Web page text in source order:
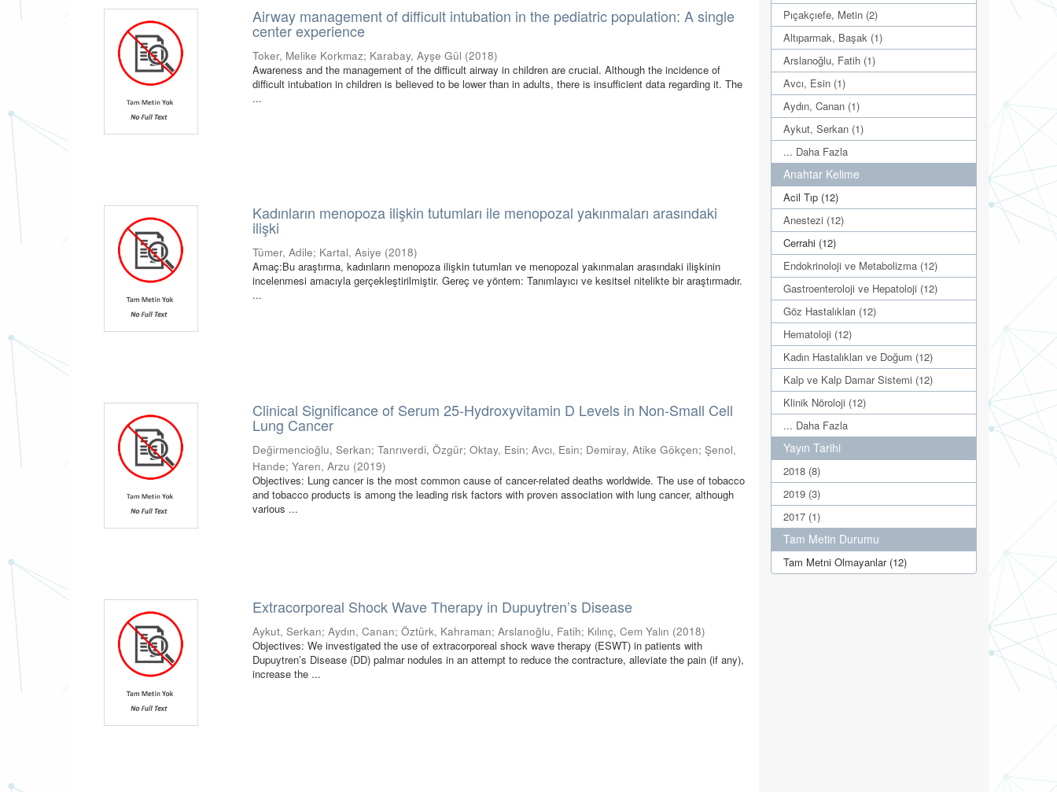
Airway management of difficult intubation in the pediatric population: A single
center experience
Toker, Melike Korkmaz; Karabay, Ayşe Gül (2018)
Awareness and the management of the difficult airway in children are crucial. Although the incidence of
difficult intubation in children is believed to be lower than in adults, there is insufficient data regarding it. The
...
Kadınların menopoza ilişkin tutumları ile menopozal yakınmaları arasındaki
ilişki
Tümer, Adile; Kartal, Asiye (2018)
Amaç:Bu araştırma, kadınların menopoza ilişkin tutumları ve menopozal yakınmaları arasındaki ilişkinin
incelenmesi amacıyla gerçekleştirilmiştir. Gereç ve yöntem: Tanımlayıcı ve kesitsel nitelikte bir araştırmadır.
...
Clinical Significance of Serum 25-Hydroxyvitamin D Levels in Non-Small Cell
Lung Cancer
Değirmencioğlu, Serkan;Tanrıverdi, Özgür;Oktay, Esin;Avcı, Esin; Demiray, Atike Gökçen;Şenol,
Hande;Yaren, Arzu (2019)
Objectives: Lung cancer is the most common cause of cancer-related deaths worldwide. The use of tobacco
and tobacco products is among the leading risk factors with proven association with lung cancer, although
various ...
Extracorporeal Shock Wave Therapy in Dupuytren’s Disease
Aykut, Serkan;Aydın, Canan;Öztürk, Kahraman;Arslanoğlu, Fatih; Kılınç, Cem Yalın (2018)
Objectives: We investigated the use of extracorporeal shock wave therapy (ESWT) in patients with
Dupuytren’s Disease (DD) palmar nodules in an attempt to reduce the contracture, alleviate the pain (if any),
increase the ...
Pıçakçıefe, Metin (2)
Altıparmak, Başak (1)
Arslanoğlu, Fatih (1)
Avcı, Esin (1)
Aydın, Canan (1)
Aykut, Serkan (1)
... Daha Fazla
Anahtar Kelime
Acil Tıp (12)
Anestezi (12)
Cerrahi (12)
Endokrinoloji ve Metabolizma (12)
Gastroenteroloji ve Hepatoloji (12)
Göz Hastalıkları (12)
Hematoloji (12)
Kadın Hastalıkları ve Doğum (12)
Kalp ve Kalp Damar Sistemi (12)
Klinik Nöroloji (12)
... Daha Fazla
Yayın Tarihi
2018 (8)
2019 (3)
2017 (1)
Tam Metin Durumu
Tam Metni Olmayanlar (12)